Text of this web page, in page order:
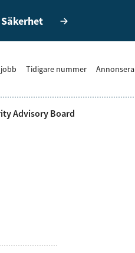
Tidigare nummer Annonsera
Advisory Board